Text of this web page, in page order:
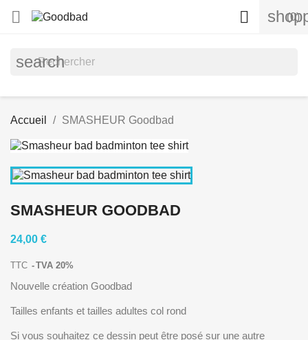
 (0)

search
Accueil SMASHEUR Goodbad
SMASHEUR GOODBAD
24,00 €
TTC TVA 20%
Nouvelle création Goodbad
Tailles enfants et tailles adultes col rond
Si vous souhaitez ce dessin peut être posé sur une autre